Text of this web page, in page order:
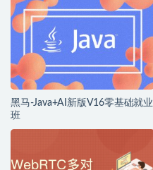
黑马-Java+AI新版V16零基础就业
班